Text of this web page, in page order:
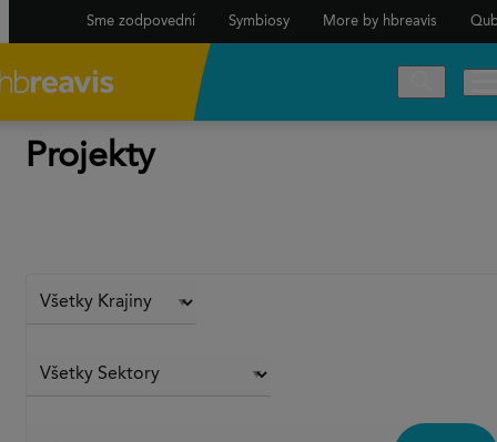
Sme zodpovední Symbiosy More by hbreavis
Projekty